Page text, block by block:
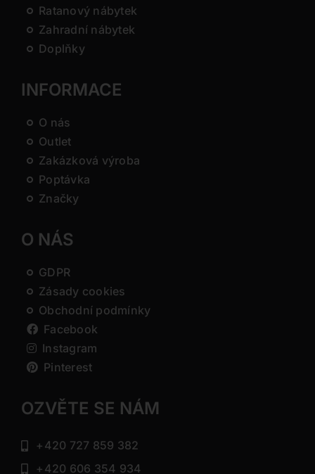
Ratanový nábytek
Zahradní nábytek
Doplňky
INFORMACE
O nás
Outlet
Zakázková výroba
Poptávka
Značky
O NÁS
GDPR
Zásady cookies
Obchodní podmínky
Facebook
Instagram
Pinterest
OZVĚTE SE NÁM
+420 727 859 382
+420 606 354 934